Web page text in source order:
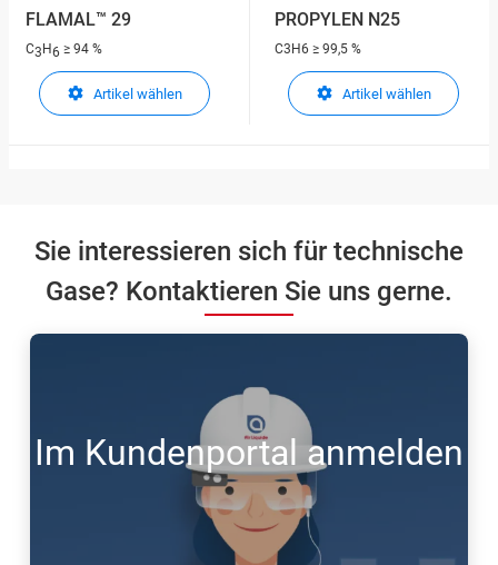
FLAMAL™ 29
C3 H6 ≥ 94 %
Artikel wählen
PROPYLEN N25
C3H6 ≥ 99,5 %
Artikel wählen
Sie interessieren sich für technische
Gase? Kontaktieren Sie uns gerne.
Im Kundenportal anmelden